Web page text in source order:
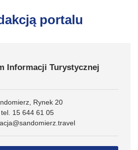
portalu
Informacji Turystycznej
Rynek 20
tel. 15 644 61 05